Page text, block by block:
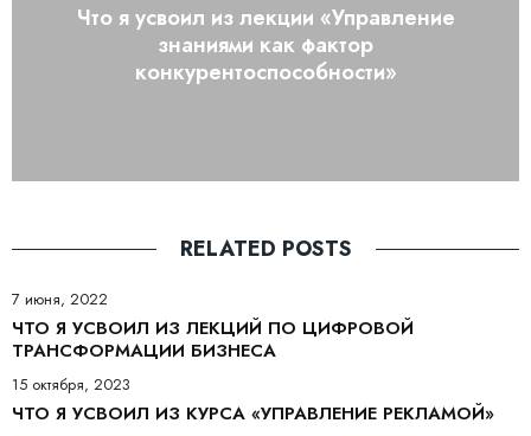
Что я усвоил из лекции «Управление
знаниями как фактор
конкурентоспособности»
RELATED POSTS
7 июня, 2022
ЧТО Я УСВОИЛ ИЗ ЛЕКЦИЙ ПО ЦИФРОВОЙ
ТРАНСФОРМАЦИИ БИЗНЕСА
15 октября, 2023
ЧТО Я УСВОИЛ ИЗ КУРСА «УПРАВЛЕНИЕ РЕКЛАМОЙ»